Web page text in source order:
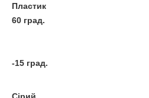
Пластик
60 град.
-15 град.
Сірий